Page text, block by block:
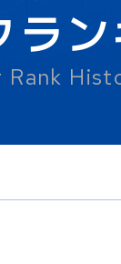
ラ
Rank